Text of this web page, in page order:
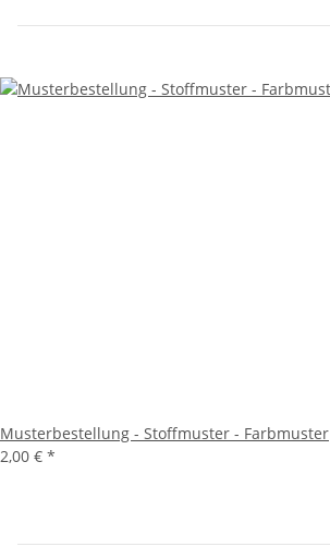
Musterbestellung - Stoffmuster - Farbmuster
2,00 € *